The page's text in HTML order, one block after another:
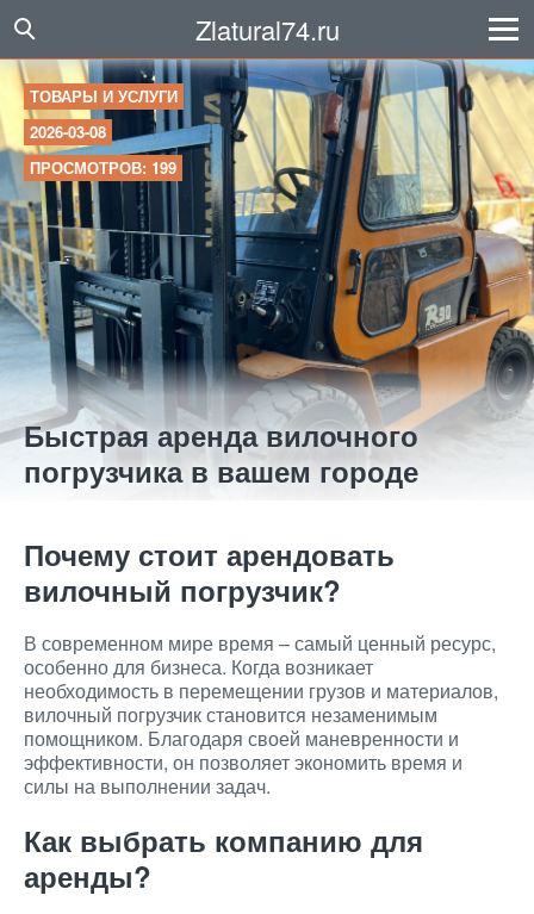
Zlatural74.ru
ТОВАРЫ И УСЛУГИ
2026-03-08
ПРОСМОТРОВ: 199
Быстрая аренда вилочного
погрузчика в вашем городе
Почему стоит арендовать
вилочный погрузчик?
В современном мире время – самый ценный ресурс,
особенно для бизнеса. Когда возникает
необходимость в перемещении грузов и материалов,
вилочный погрузчик становится незаменимым
помощником. Благодаря своей маневренности и
эффективности, он позволяет экономить время и
силы на выполнении задач.
Как выбрать компанию для
аренды?